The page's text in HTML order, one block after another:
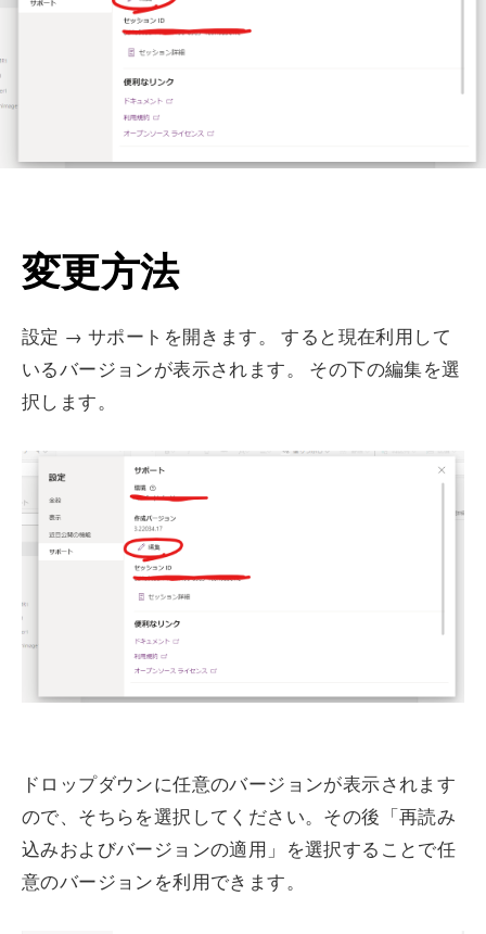
変更方法
設定 → サポートを開きます。 すると現在利用して
いるバージョンが表示されます。 その下の編集を選
択します。
ドロップダウンに任意のバージョンが表示されます
ので、そちらを選択してください。その後「再読み
込みおよびバージョンの適用」を選択することで任
意のバージョンを利用できます。